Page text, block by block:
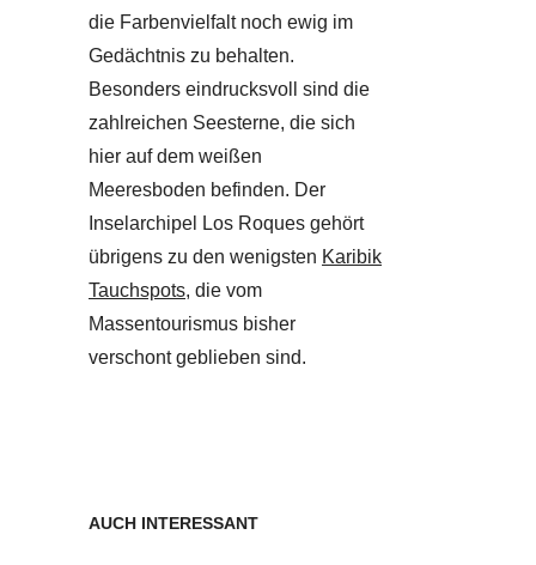
die Farbenvielfalt noch ewig im
Gedächtnis zu behalten.
Besonders eindrucksvoll sind die
zahlreichen Seesterne, die sich
hier auf dem weißen
Meeresboden befinden. Der
Inselarchipel Los Roques gehört
übrigens zu den wenigsten Karibik
Tauchspots, die vom
Massentourismus bisher
verschont geblieben sind.
AUCH INTERESSANT